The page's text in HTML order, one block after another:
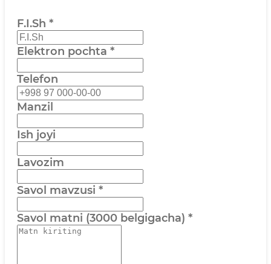
F.I.Sh *
Elektron pochta *
Telefon
Manzil
Ish joyi
Lavozim
Savol mavzusi *
Savol matni (3000 belgigacha) *